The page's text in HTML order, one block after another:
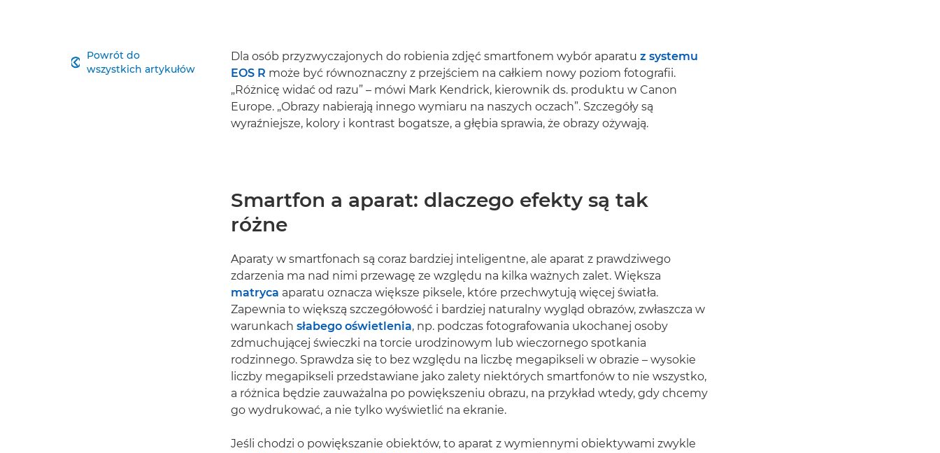
Powrót do
wszystkich artykułów
 Dla osób przyzwyczajonych do robienia zdjęć smartfonem wybór aparatu z systemu
EOS R może być równoznaczny z przejściem na całkiem nowy poziom fotografii.
„Różnicę widać od razu” – mówi Mark Kendrick, kierownik ds. produktu w Canon
Europe. „Obrazy nabierają innego wymiaru na naszych oczach”. Szczegóły są
wyraźniejsze, kolory i kontrast bogatsze, a głębia sprawia, że obrazy ożywają.
Smartfon a aparat: dlaczego efekty są tak
różne
Aparaty w smartfonach są coraz bardziej inteligentne, ale aparat z prawdziwego
zdarzenia ma nad nimi przewagę ze względu na kilka ważnych zalet. Większa
matryca aparatu oznacza większe piksele, które przechwytują więcej światła.
Zapewnia to większą szczegółowość i bardziej naturalny wygląd obrazów, zwłaszcza w
warunkach słabego oświetlenia, np. podczas fotografowania ukochanej osoby
zdmuchującej świeczki na torcie urodzinowym lub wieczornego spotkania
rodzinnego. Sprawdza się to bez względu na liczbę megapikseli w obrazie – wysokie
liczby megapikseli przedstawiane jako zalety niektórych smartfonów to nie wszystko,
a różnica będzie zauważalna po powiększeniu obrazu, na przykład wtedy, gdy chcemy
go wydrukować, a nie tylko wyświetlić na ekranie.
Jeśli chodzi o powiększanie obiektów, to aparat z wymiennymi obiektywami zwykle